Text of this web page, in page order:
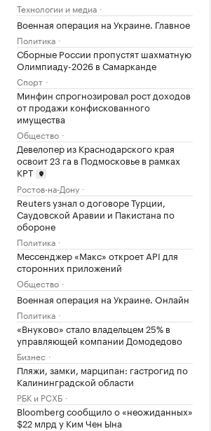
Технологии и медиа
Военная операция на Украине. Главное
Политика
Сборные России пропустят шахматную
Олимпиаду-2026 в Самарканде
Спорт
Минфин спрогнозировал рост доходов
от продажи конфискованного
имущества
Общество
Девелопер из Краснодарского края
освоит 23 га в Подмосковье в рамках
КРТ
Ростов-на-Дону
Reuters узнал о договоре Турции,
Саудовской Аравии и Пакистана по
обороне
Политика
Мессенджер «Макс» откроет API для
сторонних приложений
Общество
Военная операция на Украине. Онлайн
Политика
«Внуково» стало владельцем 25% в
управляющей компании Домодедово
Бизнес
Пляжи, замки, марципан: гастрогид по
Калининградской области
РБК и РСХБ
Bloomberg сообщило о «неожиданных»
$22 млрд у Ким Чен Ына